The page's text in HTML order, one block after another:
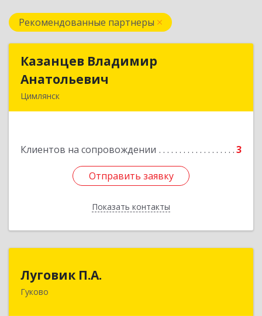
Рекомендованные партнеры
Казанцев Владимир
Анатольевич
Цимлянск
Клиентов на сопровождении 3
Отправить заявку
Показать контакты
Казанцев Владимир
Подробнее
Отправить заявку
Назад
Луговик П.А.
Гуково